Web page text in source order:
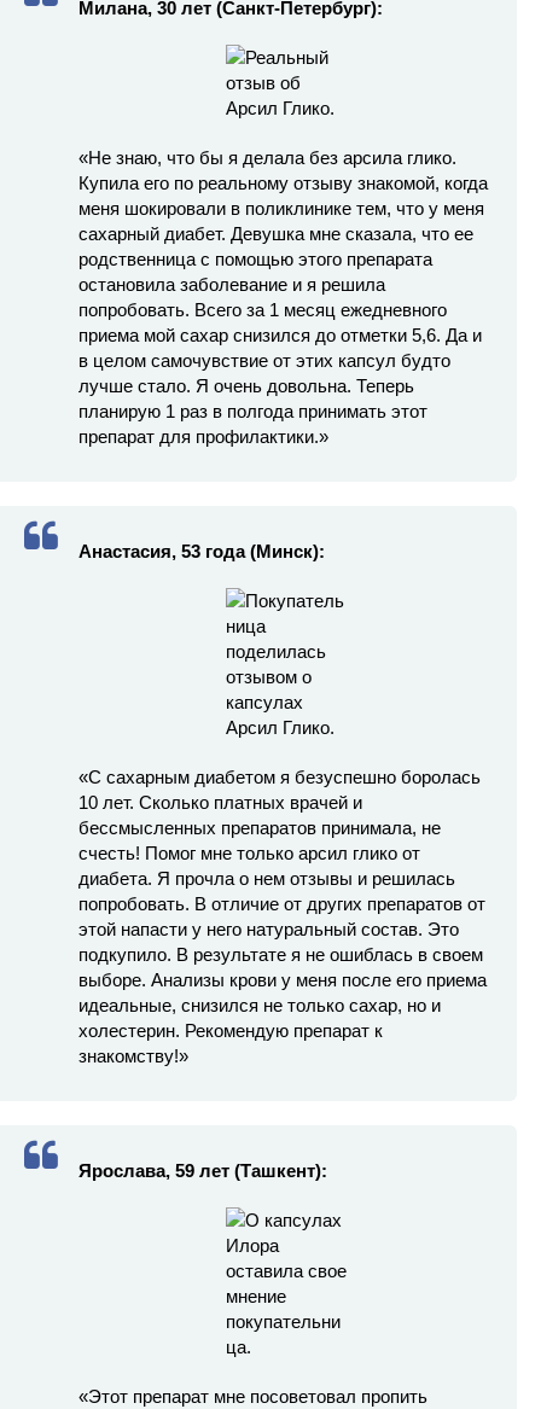
Милана, 30 лет (Санкт-Петербург):
«Не знаю, что бы я делала без арсила глико.
Купила его по реальному отзыву знакомой, когда
меня шокировали в поликлинике тем, что у меня
сахарный диабет. Девушка мне сказала, что ее
родственница с помощью этого препарата
остановила заболевание и я решила
попробовать. Всего за 1 месяц ежедневного
приема мой сахар снизился до отметки 5,6. Да и
в целом самочувствие от этих капсул будто
лучше стало. Я очень довольна. Теперь
планирую 1 раз в полгода принимать этот
препарат для профилактики.»
Анастасия, 53 года (Минск):
«С сахарным диабетом я безуспешно боролась
10 лет. Сколько платных врачей и
бессмысленных препаратов принимала, не
счесть! Помог мне только арсил глико от
диабета. Я прочла о нем отзывы и решилась
попробовать. В отличие от других препаратов от
этой напасти у него натуральный состав. Это
подкупило. В результате я не ошиблась в своем
выборе. Анализы крови у меня после его приема
идеальные, снизился не только сахар, но и
холестерин. Рекомендую препарат к
знакомству!»
Ярослава, 59 лет (Ташкент):
«Этот препарат мне посоветовал пропить